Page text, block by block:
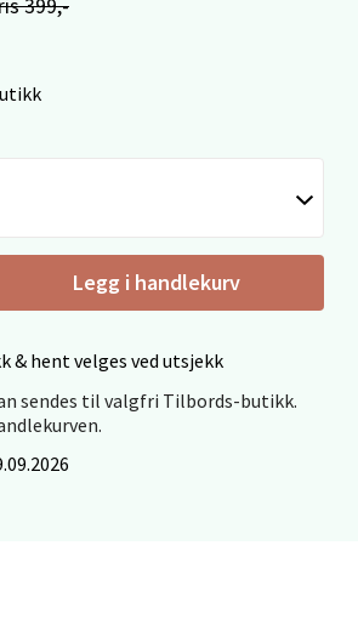
399,-
Legg i handlekurv
& hent velges ved utsjekk
sendes til valgfri Tilbords-butikk.
vei 52, 5147 Fyllingsdalen
Velg